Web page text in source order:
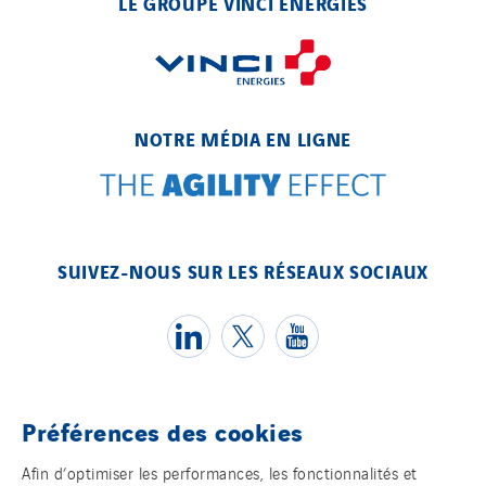
NOTRE MÉDIA EN LIGNE
SUIVEZ-NOUS SUR LES RÉSEAUX SOCIAUX
Témoins
Elektro Stiller
Emil Lundgren
Enertech
Entreprise IEP
Fournié Grospaud Smart Building
France Ingénierie Process
Frimeca
Préférences des cookies
Afin d’optimiser les performances, les fonctionnalités et